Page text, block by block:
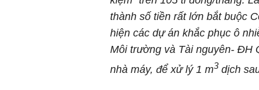
thành số tiền rất lớn bắt buộc
hiện các dự án khắc phục ô
Môi trường và Tài nguyên- ĐH
nhà máy, để xử lý 1 m3 dịch